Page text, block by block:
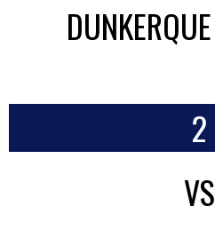
DUNKERQUE
2
VS